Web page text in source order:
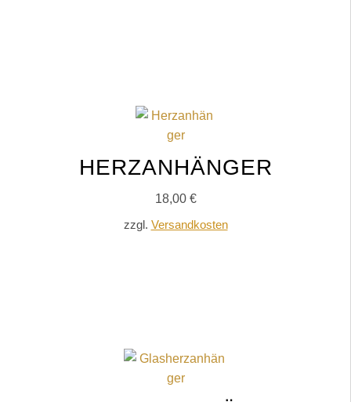
HERZANHÄNGER
18,00 €
zzgl. Versandkosten